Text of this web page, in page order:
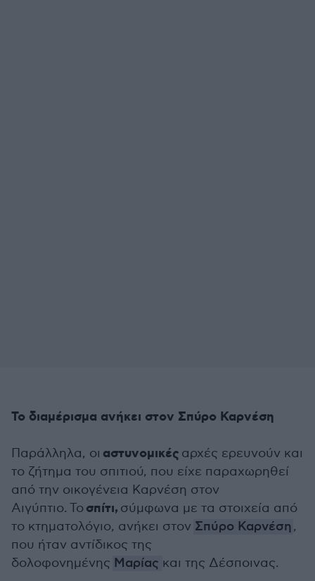
Το διαμέρισμα ανήκει στον Σπύρο Καρνέση
Παράλληλα, οι αστυνομικές αρχές ερευνούν και
το ζήτημα του σπιτιού, που είχε παραχωρηθεί
από την οικογένεια Καρνέση στον
Αιγύπτιο. Τοσπίτι, σύμφωνα με τα στοιχεία από
το κτηματολόγιο, ανήκει στον Σπύρο Καρνέση,
που ήταν αντίδικος της
δολοφονημένης Μαρίας και της Δέσποινας.